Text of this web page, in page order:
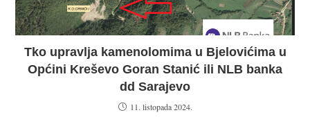
Tko upravlja kamenolomima u Bjelovićima u
Općini Kreševo Goran Stanić ili NLB banka
dd Sarajevo
11. listopada 2024.